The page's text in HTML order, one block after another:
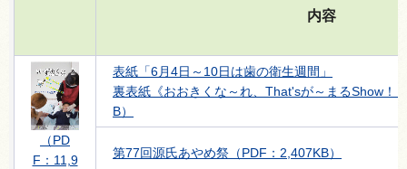
内容
（PD
F：11,9
表紙「6月4日～10日は歯の衛生週間」
裏表紙《おおきくな～れ、That'sが～まるShow！
B）
第77回源氏あやめ祭（PDF：2,407KB）